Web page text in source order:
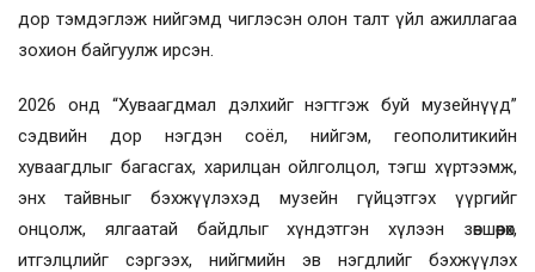
дор тэмдэглэж нийгэмд чиглэсэн олон талт үйл ажиллагаа
зохион байгуулж ирсэн.
2026 онд “Хуваагдмал дэлхийг нэгтгэж буй музейнүүд”
сэдвийн дор нэгдэн соёл, нийгэм, геополитикийн
хуваагдлыг багасгах, харилцан ойлголцол, тэгш хүртээмж,
энх тайвныг бэхжүүлэхэд музейн гүйцэтгэх үүргийг
онцолж, ялгаатай байдлыг хүндэтгэн хүлээн зөвшөөрөх,
итгэлцлийг сэргээх, нийгмийн эв нэгдлийг бэхжүүлэх